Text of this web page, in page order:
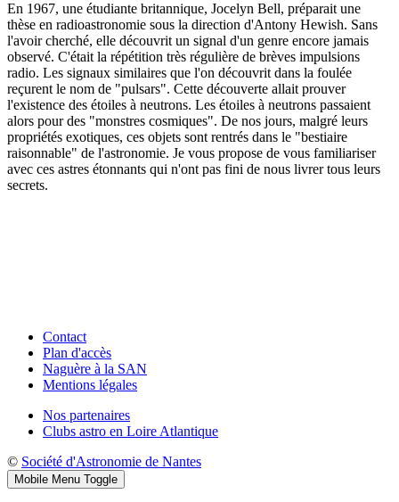
En 1967, une étudiante britannique, Jocelyn Bell, préparait une
thèse en radioastronomie sous la direction d'Antony Hewish. Sans
l'avoir cherché, elle découvrit un signal d'un genre encore jamais
observé. C'était la répétition très régulière de brèves impulsions
radio. Les signaux similaires que l'on découvrit dans la foulée
reçurent le nom de "pulsars". Cette découverte allait prouver
l'existence des étoiles à neutrons. Les étoiles à neutrons passaient
alors pour des "monstres cosmiques". De nos jours, malgré leurs
propriétés exotiques, ces objets sont rentrés dans le "bestiaire
raisonnable" de l'astronomie. Je vous propose de vous familiariser
avec ces astres étonnants qui n'ont pas fini de nous livrer tous leurs
secrets.
Contact
Plan d'accès
Naguère à la SAN
Mentions légales
Nos partenaires
Clubs astro en Loire Atlantique
© Société d'Astronomie de Nantes
Mobile Menu Toggle